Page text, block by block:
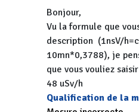
Bonjour,
Vu la formule que
description (1nsV/
10mn*0,3788), je
que vous vouliez
48 uSv/h
Qualification de la